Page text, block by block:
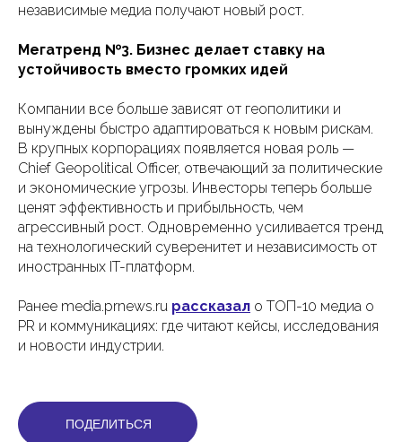
независимые медиа получают новый рост.
Мегатренд №3. Бизнес делает ставку на
устойчивость вместо громких идей
Компании все больше зависят от геополитики и
вынуждены быстро адаптироваться к новым рискам.
В крупных корпорациях появляется новая роль —
Chief Geopolitical Officer, отвечающий за политические
и экономические угрозы. Инвесторы теперь больше
ценят эффективность и прибыльность, чем
агрессивный рост. Одновременно усиливается тренд
на технологический суверенитет и независимость от
иностранных IT-платформ.
Ранее media.prnews.ru рассказал о ТОП-10 медиа о
PR и коммуникациях: где читают кейсы, исследования
и новости индустрии.
ПОДЕЛИТЬСЯ